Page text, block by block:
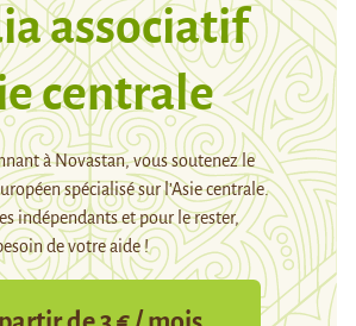
associatif
centrale
à Novastan, vous soutenez le
spécialisé sur l’Asie centrale.
indépendants et pour le rester,
de votre aide !